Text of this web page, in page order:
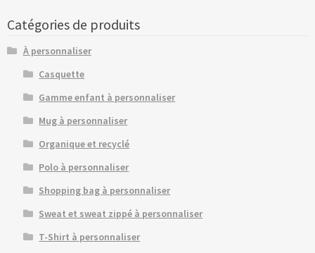
Catégories de produits
À personnaliser
Casquette
Gamme enfant à personnaliser
Mug à personnaliser
Organique et recyclé
Polo à personnaliser
Shopping bag à personnaliser
Sweat et sweat zippé à personnaliser
T-Shirt à personnaliser